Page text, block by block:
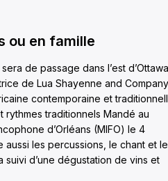
ou en famille
de passage dans l’est d’Ottawa
de Lua Shayenne and
contemporaine et
traditionnels Mandé au
d’Orléans (MIFO) le 4
aussi les percussions, le chant et
d’une dégustation de vins et